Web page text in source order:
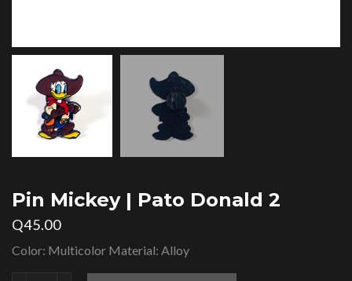
Pin Mickey | Pato Donald 2
Q45.00
Color: Multicolor Material: Alloy